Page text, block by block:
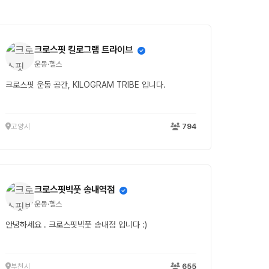
크로스핏 킬로그램 트라이브
운동·헬스
크로스핏 운동 공간, KILOGRAM TRIBE 입니다.
고양시 794
크로스핏빅풋 송내역점
운동·헬스
안녕하세요 . 크로스핏빅풋 송내점 입니다 :)
부천시 655